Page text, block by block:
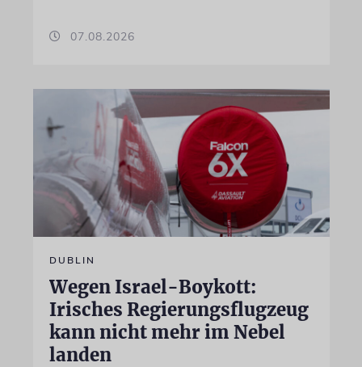
07.08.2026
DUBLIN
Wegen Israel-Boykott:
Irisches Regierungsflugzeug
kann nicht mehr im Nebel
landen